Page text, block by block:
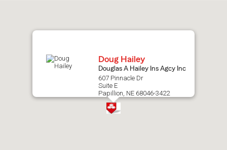
Doug Hailey
Douglas A Hailey Ins Agcy Inc
607 Pinnacle Dr
Suite E
Papillion, NE 68046-3422